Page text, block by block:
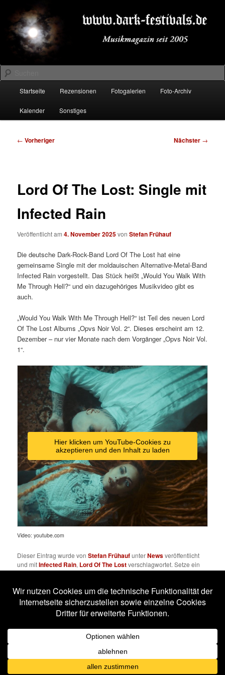
primären
Inhalt
springenDARK-FESTIVALS.DE
Suchen
Startseite Rezensionen Fotogalerien Foto-Archiv
Kalender Sonstiges
Beitragsnavigation
← Vorheriger Nächster →
Lord Of The Lost: Single mit
Infected Rain
Veröffentlicht am4. November 2025vonStefan Frühauf
Die deutsche Dark-Rock-Band Lord Of The Lost hat eine
gemeinsame Single mit der moldauischen Alternative-Metal-Band
Infected Rain vorgestellt. Das Stück heißt „Would You Walk With
Me Through Hell?“ und ein dazugehöriges Musikvideo gibt es
auch.
„Would You Walk With Me Through Hell?“ ist Teil des neuen Lord
Of The Lost Albums „Opvs Noir Vol. 2“. Dieses erscheint am 12.
Dezember – nur vier Monate nach dem Vorgänger „Opvs Noir Vol.
1“.
Hier klicken um YouTube-Cookies zu
akzeptieren und den Inhalt zu laden
Video: youtube.com
Dieser Eintrag wurde vonStefan FrühaufunterNewsveröffentlicht
und mitInfected Rain, Lord Of The Lostverschlagwortet. Setze ein
Lesezeichen für denPermalink.
Impressum
Stolz präsentiert von WordPress